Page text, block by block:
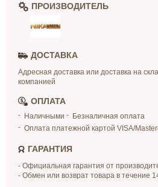
ПРОИЗВОДИТЕЛЬ
ДОСТАВКА
Адресная доставка или доставка на
компанией
ОПЛАТА
Наличными
Безналичная оплата
Оплата платежной картой VISA/
ГАРАНТИЯ
- Официальная гарантия от
- Обмен или возврат товара в течение